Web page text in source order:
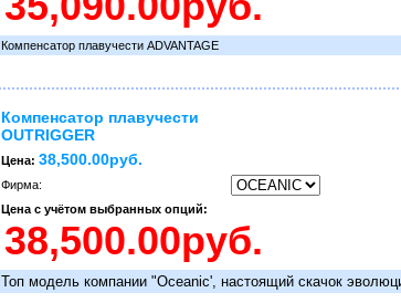
Компенсатор плавучести ADVANTAGE
Компенсатор плавучести
OUTRIGGER
Цена: 38,500.00руб.
Фирма:
Цена с учётом выбранных опций:
Топ модель компании "Oceanic', настоящий скачок